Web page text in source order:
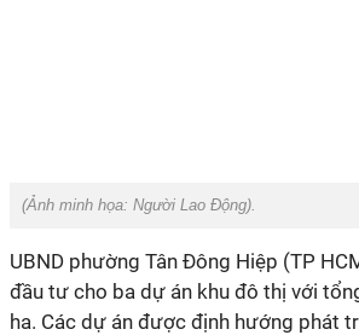
(Ảnh minh họa: Người Lao Động).
UBND phường Tân Đông Hiệp (TP
đầu tư cho ba dự án khu đô thị với
ha. Các dự án được định hướng phát